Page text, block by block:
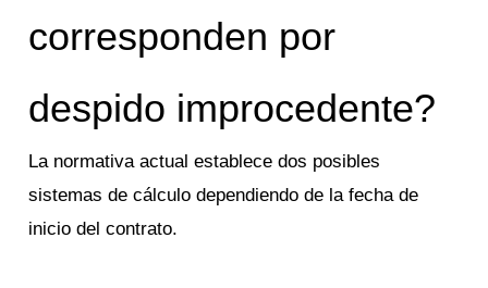
corresponden por
despido improcedente?
La normativa actual establece dos posibles
sistemas de cálculo dependiendo de la fecha de
inicio del contrato.